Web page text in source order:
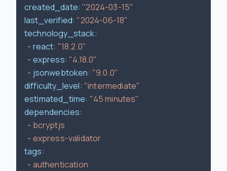
created_date: "2024-03-15"
last_verified: "2024-06-18"
technology_stack:
- react: "18.2.0"
- express: "4.18.0"
- jsonwebtoken: "9.0.0"
difficulty_level: "intermediate"
estimated_time: "45 minutes"
dependencies:
- bcryptjs
- express-validator
tags:
- authentication